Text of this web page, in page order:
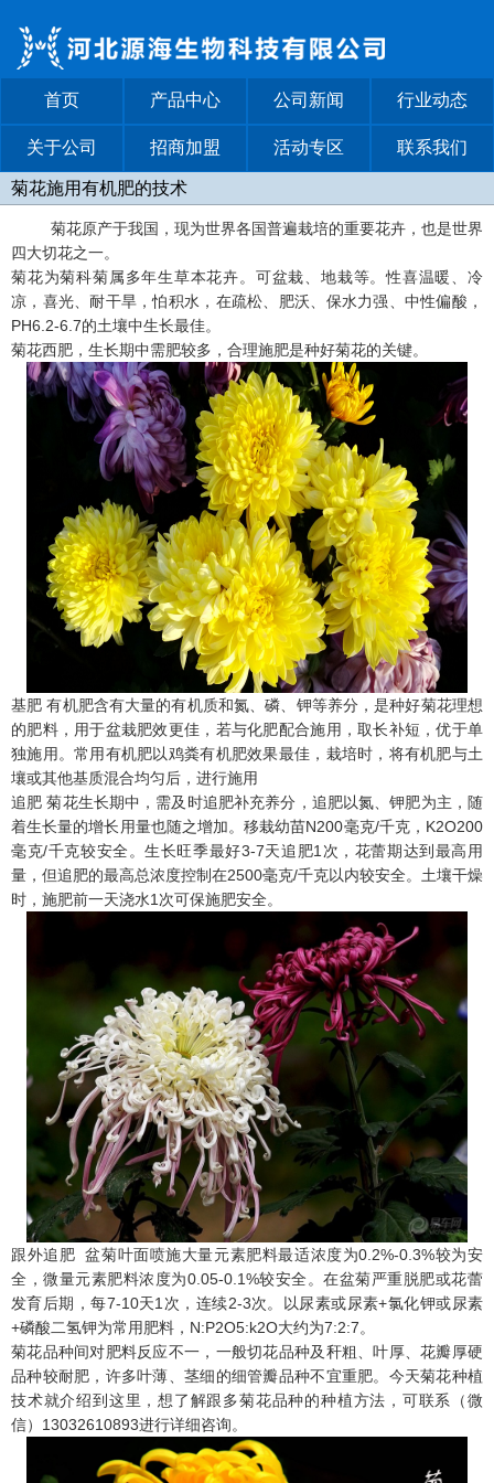
首页 产品中心 公司新闻 行业动态
关于公司 招商加盟 活动专区 联系我们
菊花施用有机肥的技术
菊花原产于我国，现为世界各国普遍栽培的重要花卉，也是世界
四大切花之一。
菊花为菊科菊属多年生草本花卉。可盆栽、地栽等。性喜温暖、冷
凉，喜光、耐干旱，怕积水，在疏松、肥沃、保水力强、中性偏酸，
PH6.2-6.7的土壤中生长最佳。
菊花西肥，生长期中需肥较多，合理施肥是种好菊花的关键。
基肥 有机肥含有大量的有机质和氮、磷、钾等养分，是种好菊花理想
的肥料，用于盆栽肥效更佳，若与化肥配合施用，取长补短，优于单
独施用。常用有机肥以鸡粪有机肥效果最佳，栽培时，将有机肥与土
壤或其他基质混合均匀后，进行施用
追肥 菊花生长期中，需及时追肥补充养分，追肥以氮、钾肥为主，随
着生长量的增长用量也随之增加。移栽幼苗N200毫克/千克，K2O200
毫克/千克较安全。生长旺季最好3-7天追肥1次，花蕾期达到最高用
量，但追肥的最高总浓度控制在2500毫克/千克以内较安全。土壤干燥
时，施肥前一天浇水1次可保施肥安全。
跟外追肥 盆菊叶面喷施大量元素肥料最适浓度为0.2%-0.3%较为安
全，微量元素肥料浓度为0.05-0.1%较安全。在盆菊严重脱肥或花蕾
发育后期，每7-10天1次，连续2-3次。以尿素或尿素+氯化钾或尿素
+磷酸二氢钾为常用肥料，N:P2O5:k2O大约为7:2:7。
菊花品种间对肥料反应不一，一般切花品种及秆粗、叶厚、花瓣厚硬
品种较耐肥，许多叶薄、茎细的细管瓣品种不宜重肥。今天菊花种植
技术就介绍到这里，想了解跟多菊花品种的种植方法，可联系（微
信）13032610893进行详细咨询。